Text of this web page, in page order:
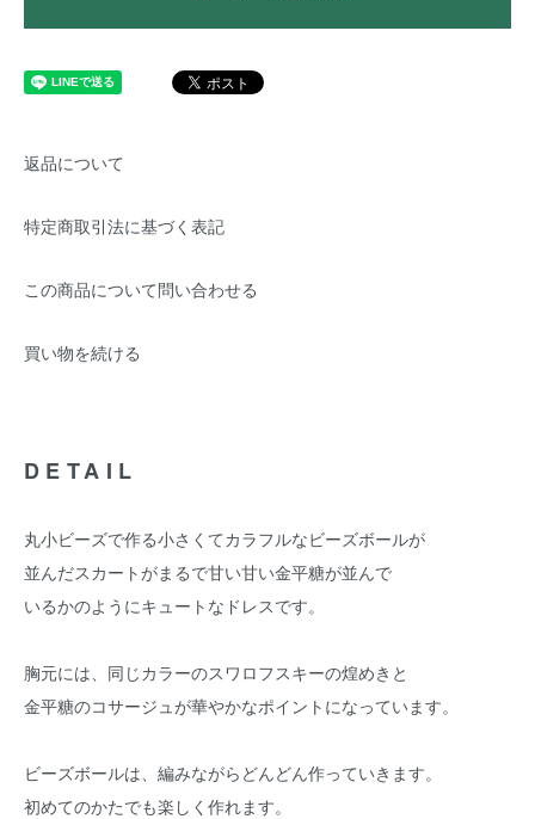
返品について
特定商取引法に基づく表記
この商品について問い合わせる
買い物を続ける
DETAIL
丸小ビーズで作る小さくてカラフルなビーズボールが
並んだスカートがまるで甘い甘い金平糖が並んで
いるかのようにキュートなドレスです。
胸元には、同じカラーのスワロフスキーの煌めきと
金平糖のコサージュが華やかなポイントになっています。
ビーズボールは、編みながらどんどん作っていきます。
初めてのかたでも楽しく作れます。